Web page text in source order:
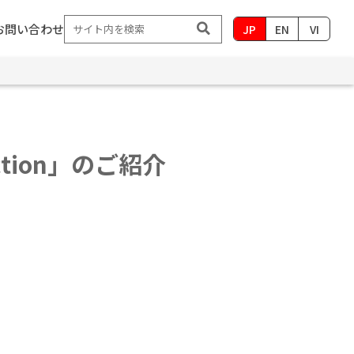
問い合わせ JP EN VI
」のご紹介